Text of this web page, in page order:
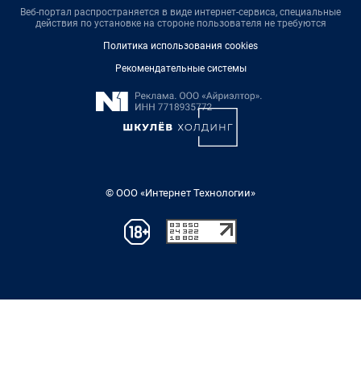
Веб-портал распространяется в виде интернет-сервиса, специальные
действия по установке на стороне пользователя не требуются
Политика использования cookies
Рекомендательные системы
© ООО «Интернет Технологии»